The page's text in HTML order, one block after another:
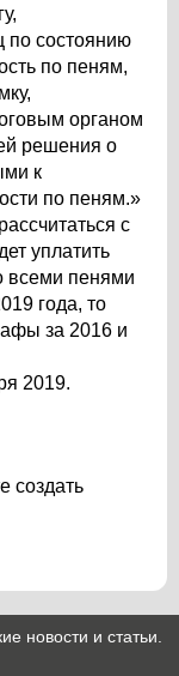
по состоянию
по пеням,
органом
решения о
к
по пеням.»
с
уплатить
всеми пенями
года, то
за 2016 и
2019.
создать
новости и статьи.